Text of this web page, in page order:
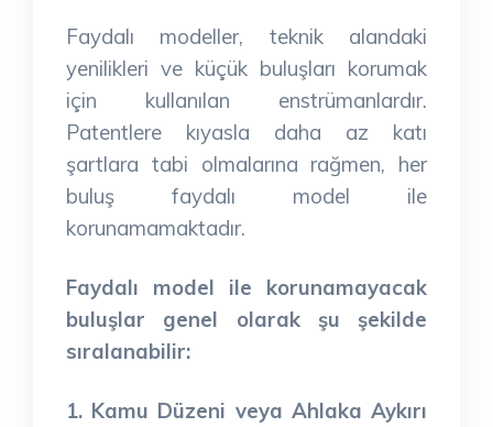
Faydalı modeller, teknik alandaki
yenilikleri ve küçük buluşları korumak
için kullanılan enstrümanlardır.
Patentlere kıyasla daha az katı
şartlara tabi olmalarına rağmen, her
buluş faydalı model ile
korunamamaktadır.
Faydalı model ile korunamayacak
buluşlar genel olarak şu şekilde
sıralanabilir:
1. Kamu Düzeni veya Ahlaka Aykırı